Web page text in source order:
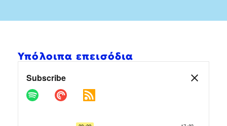
Υπόλοιπα επεισόδια